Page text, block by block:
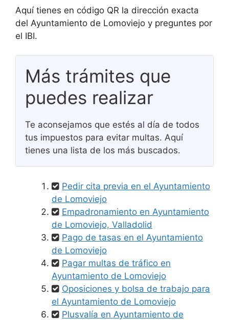
Aquí tienes en código QR la dirección exacta
del Ayuntamiento de Lomoviejo y preguntes por
el IBI.
Más trámites que
puedes realizar
Te aconsejamos que estés al día de todos
tus impuestos para evitar multas. Aquí
tienes una lista de los más buscados.
Pedir cita previa en el Ayuntamiento
de Lomoviejo
Empadronamiento en Ayuntamiento
de Lomoviejo, Valladolid
Pago de tasas en el Ayuntamiento
de Lomoviejo
Pagar multas de tráfico en
Ayuntamiento de Lomoviejo
Oposiciones y bolsa de trabajo para
el Ayuntamiento de Lomoviejo
Plusvalía en Ayuntamiento de